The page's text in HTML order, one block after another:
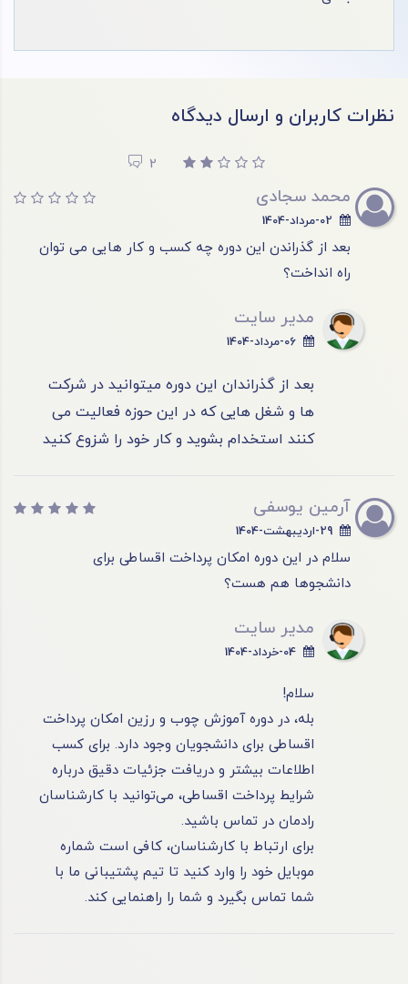
نظرات کاربران و ارسال دیدگاه
2
محمد سجادی
02-مرداد-1404
بعد از گذراندن این دوره چه کسب و کار هایی می توان
راه انداخت؟
مدیر سایت
06-مرداد-1404
بعد از گذراندان این دوره میتوانید در شرکت
ها و شغل هایی که در این حوزه فعالیت می
کنند استخدام بشوید و کار خود را شزوع کنید
آرمین یوسفی
29-اردیبهشت-1404
سلام در این دوره امکان پرداخت اقساطی برای
دانشجوها هم هست؟
مدیر سایت
04-خرداد-1404
سلام!
بله، در دوره آموزش چوب و رزین امکان پرداخت
اقساطی برای دانشجویان وجود دارد. برای کسب
اطلاعات بیشتر و دریافت جزئیات دقیق درباره
شرایط پرداخت اقساطی، می‌توانید با کارشناسان
رادمان در تماس باشید.
برای ارتباط با کارشناسان، کافی است شماره
موبایل خود را وارد کنید تا تیم پشتیبانی ما با
شما تماس بگیرد و شما را راهنمایی کند.